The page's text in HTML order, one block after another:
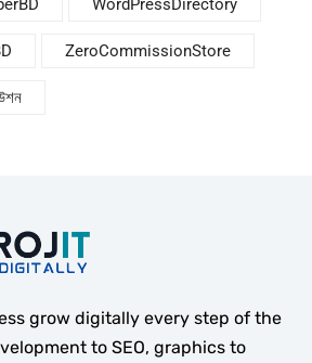
WordPressDirectory
ZeroCommissionStore
grow digitally every step of the
to SEO, graphics to